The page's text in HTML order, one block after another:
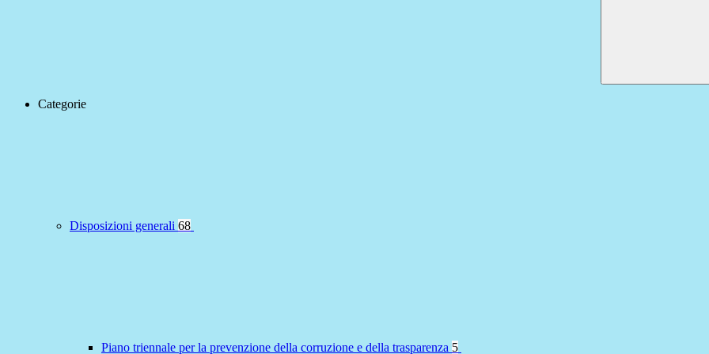
Categorie
Disposizioni generali 68
Piano triennale per la prevenzione della corruzione e della trasparenza 5